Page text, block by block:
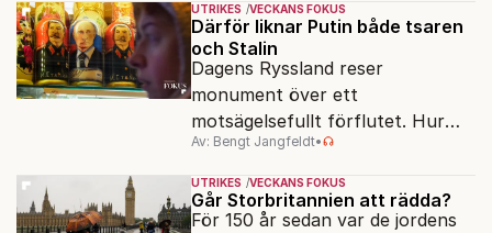
vänner.
UTRIKES VECKANS FOKUS
Därför liknar Putin både tsaren
och Stalin
Dagens Ryssland reser
monument över ett
motsägelsefullt förflutet. Hur
kunde två revolutioner förändra
hela samhället – utan att rubba
den ryska statsidén?
Av: Bengt Jangfeldt•
UTRIKES VECKANS FOKUS
Går Storbritannien att rädda?
För 150 år sedan var de jordens